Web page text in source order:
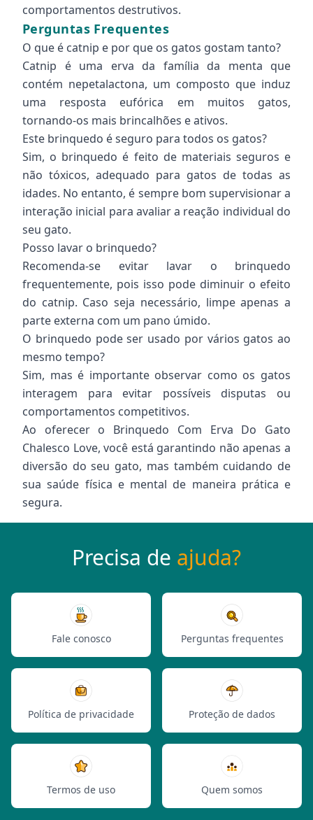
comportamentos destrutivos.
Perguntas Frequentes
O que é catnip e por que os gatos gostam tanto?
Catnip é uma erva da família da menta que
contém nepetalactona, um composto que induz
uma resposta eufórica em muitos gatos,
tornando-os mais brincalhões e ativos.
Este brinquedo é seguro para todos os gatos?
Sim, o brinquedo é feito de materiais seguros e
não tóxicos, adequado para gatos de todas as
idades. No entanto, é sempre bom supervisionar a
interação inicial para avaliar a reação individual do
seu gato.
Posso lavar o brinquedo?
Recomenda-se evitar lavar o brinquedo
frequentemente, pois isso pode diminuir o efeito
do catnip. Caso seja necessário, limpe apenas a
parte externa com um pano úmido.
O brinquedo pode ser usado por vários gatos ao
mesmo tempo?
Sim, mas é importante observar como os gatos
interagem para evitar possíveis disputas ou
comportamentos competitivos.
Ao oferecer o Brinquedo Com Erva Do Gato
Chalesco Love, você está garantindo não apenas a
diversão do seu gato, mas também cuidando de
sua saúde física e mental de maneira prática e
segura.
Precisa de ajuda?
Fale conosco Perguntas frequentes
Política de privacidade Proteção de dados
Termos de uso Quem somos